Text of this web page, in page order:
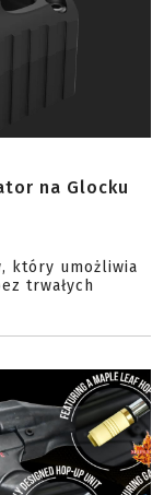
na Glocku
który umożliwia
trwałych